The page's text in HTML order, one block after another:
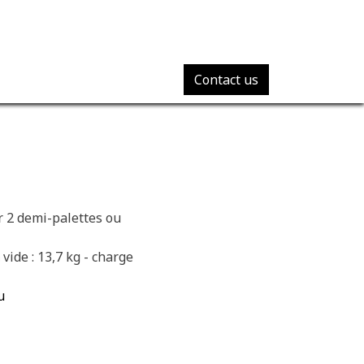
Contact us
2 demi-palettes ou
: 13,7 kg - charge